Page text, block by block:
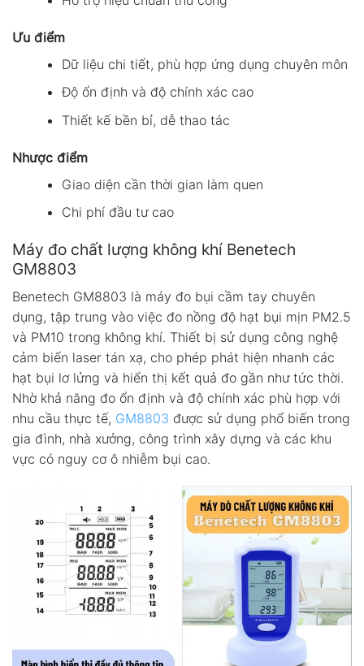
Ưu điểm
Dữ liệu chi tiết, phù hợp ứng dụng chuyên môn
Độ ổn định và độ chính xác cao
Thiết kế bền bỉ, dễ thao tác
Nhược điểm
Giao diện cần thời gian làm quen
Chi phí đầu tư cao
Máy đo chất lượng không khí Benetech
GM8803
Benetech GM8803 là máy đo bụi cầm tay chuyên
dụng, tập trung vào việc đo nồng độ hạt bụi mịn PM2.5
và PM10 trong không khí. Thiết bị sử dụng công nghệ
cảm biến laser tán xạ, cho phép phát hiện nhanh các
hạt bụi lơ lửng và hiển thị kết quả đo gần như tức thời.
Nhờ khả năng đo ổn định và độ chính xác phù hợp với
nhu cầu thực tế, GM8803 được sử dụng phổ biến trong
gia đình, nhà xưởng, công trình xây dựng và các khu
vực có nguy cơ ô nhiễm bụi cao.